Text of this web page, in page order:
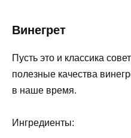
Винегрет
Пусть это и классика
полезные качества
в наше время.
Ингредиенты: